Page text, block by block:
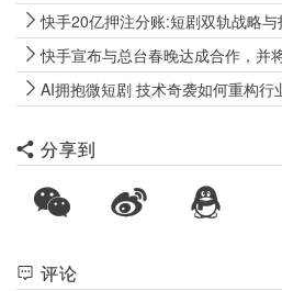
快手20亿押注分账:短剧双轨战略
快手宣布与总台春晚达成合作，并
AI拥抱微短剧 技术奇袭如何重构行
分享到
评论